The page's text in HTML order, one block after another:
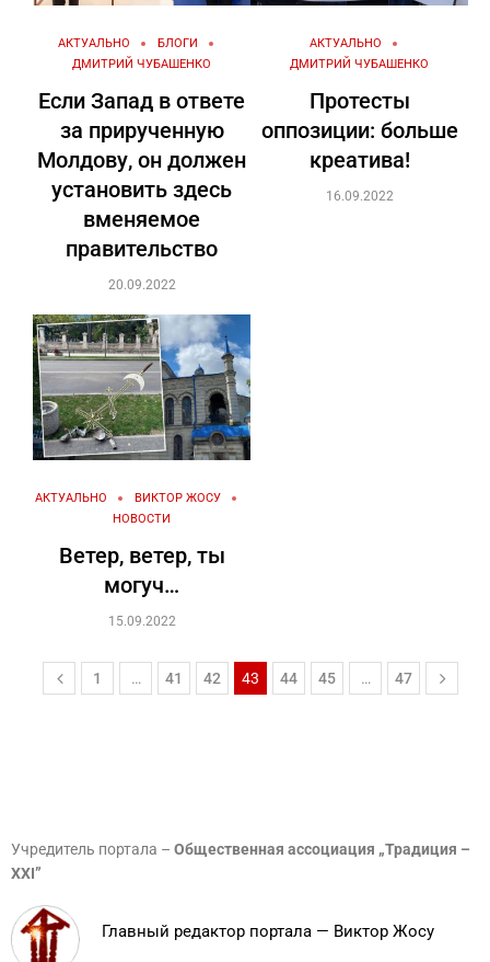
АКТУАЛЬНО
БЛОГИ
ДМИТРИЙ ЧУБАШЕНКО
Если Запад в ответе
за прирученную
Молдову, он должен
установить здесь
вменяемое
правительство
20.09.2022
АКТУАЛЬНО
ДМИТРИЙ ЧУБАШЕНКО
Протесты
оппозиции: больше
креатива!
16.09.2022
АКТУАЛЬНО
ВИКТОР ЖОСУ
НОВОСТИ
Ветер, ветер, ты
могуч…
15.09.2022
1 … 41 42 43 44 45 … 47
Учредитель портала – Общественная ассоциация „Традиция –
XXI”
Главный редактор портала — Виктор Жосу